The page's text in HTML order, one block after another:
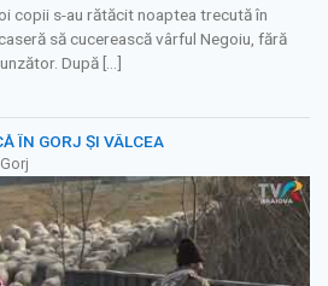
copii s-au rătăcit noaptea trecută în
să cucerească vârful Negoiu, fără
După […]
ÎN GORJ ȘI VÂLCEA